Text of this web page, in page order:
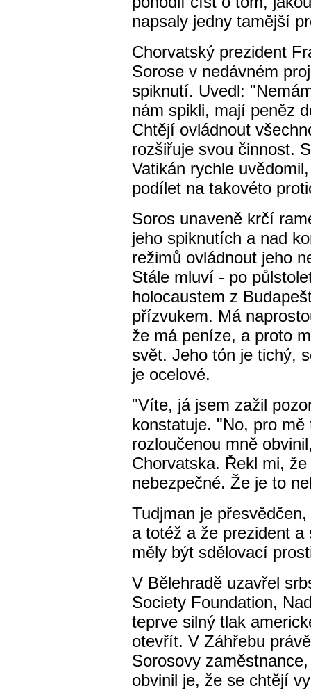
napsaly jedny tamější
Chorvatský prezident
Sorose v nedávném
spiknutí. Uvedl:
nám spikli, mají peněz
Chtějí ovládnout
rozšiřuje svou činnost.
Vatikán rychle
podílet na takovéto
Soros unaveně krčí
jeho spiknutích a nad
režimů ovládnout jeho
Stále mluví - po
holocaustem z
přízvukem. Má
že má peníze, a proto
svět. Jeho tón je tichý,
je ocelové.
"Víte, já jsem zažil
konstatuje. "No, pro
rozloučenou mně
Chorvatska. Řekl mi,
nebezpečné. Že je to
Tudjman je
a totéž a že prezident
měly být sdělovací
V Bělehradě uzavřel
Society Foundation,
teprve silný tlak
otevřít. V Záhřebu
Sorosovy
obvinil je, že se chtějí